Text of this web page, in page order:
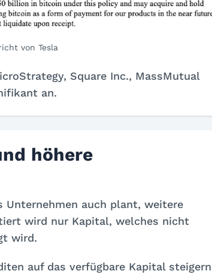
von Tesla
Square Inc., MassMutual
an.
höhere
Unternehmen auch plant, weitere
wird nur Kapital, welches nicht
wird.
auf das verfügbare Kapital